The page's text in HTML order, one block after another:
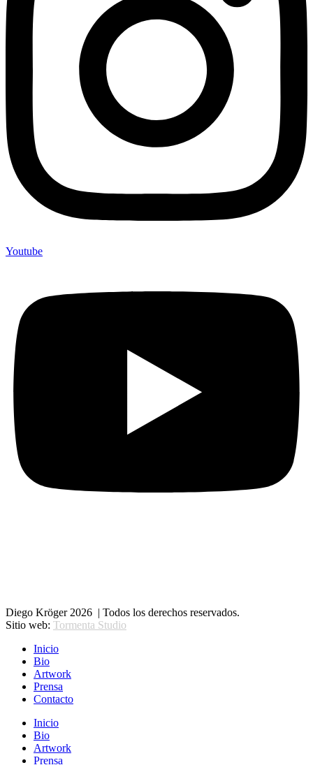
Youtube
Diego Kröger 2026 | Todos los derechos reservados.
Sitio web: Tormenta Studio
Inicio
Bio
Artwork
Prensa
Contacto
Inicio
Bio
Artwork
Prensa